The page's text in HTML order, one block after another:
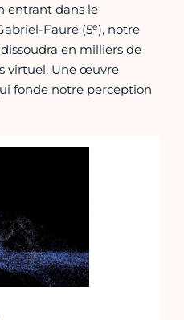
entrant dans le
Fauré (5e), notre
en milliers de
virtuel. Une œuvre
fonde notre perception